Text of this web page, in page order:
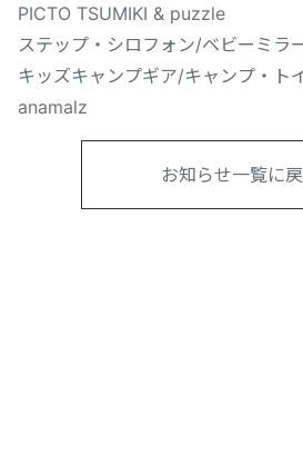
PICTO TSUMIKI & puzzle
ステップ・シロフォン/ベビーミラ
キッズキャンプギア/キャンプ・ト
anamalz
お知らせ一覧に